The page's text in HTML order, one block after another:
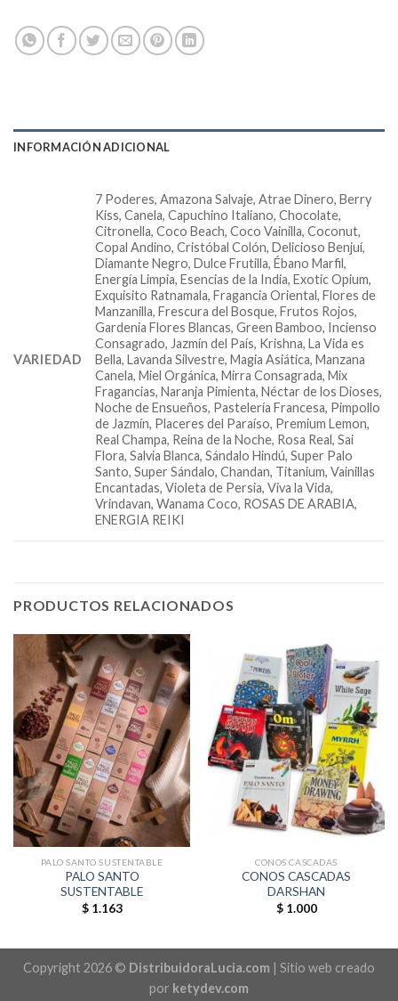
INFORMACIÓN ADICIONAL
VARIEDAD
7 Poderes, Amazona Salvaje, Atrae Dinero, Berry
Kiss, Canela, Capuchino Italiano, Chocolate,
Citronella, Coco Beach, Coco Vainilla, Coconut,
Copal Andino, Cristóbal Colón, Delicioso Benjuí,
Diamante Negro, Dulce Frutilla, Ébano Marfil,
Energía Limpia, Esencias de la India, Exotic Opium,
Exquisito Ratnamala, Fragancia Oriental, Flores de
Manzanilla, Frescura del Bosque, Frutos Rojos,
Gardenia Flores Blancas, Green Bamboo, Incienso
Consagrado, Jazmín del País, Krishna, La Vida es
Bella, Lavanda Silvestre, Magia Asiática, Manzana
Canela, Miel Orgánica, Mirra Consagrada, Mix
Fragancias, Naranja Pimienta, Néctar de los Dioses,
Noche de Ensueños, Pastelería Francesa, Pimpollo
de Jazmín, Placeres del Paraíso, Premium Lemon,
Real Champa, Reina de la Noche, Rosa Real, Sai
Flora, Salvia Blanca, Sándalo Hindú, Super Palo
Santo, Super Sándalo, Chandan, Titanium, Vainillas
Encantadas, Violeta de Persia, Viva la Vida,
Vrindavan, Wanama Coco, ROSAS DE ARABIA,
ENERGIA REIKI
PRODUCTOS RELACIONADOS
PALO SANTO SUSTENTABLE
PALO SANTO
SUSTENTABLE
$1.163
CONOS CASCADAS
CONOS CASCADAS
DARSHAN
$1.000
Copyright 2026 © DistribuidoraLucia.com | Sitio web creado
por ketydev.com